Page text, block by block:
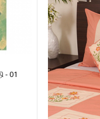
- 01